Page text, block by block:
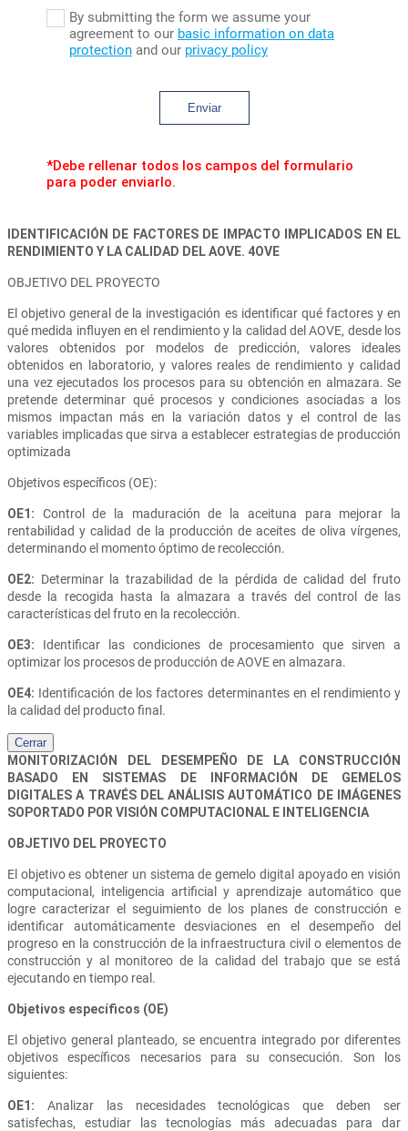
By submitting the form we assume your
agreement to our basic information on data
protection and our privacy policy
Enviar
*Debe rellenar todos los campos del formulario
para poder enviarlo.
IDENTIFICACIÓN DE FACTORES DE IMPACTO IMPLICADOS EN EL
RENDIMIENTO Y LA CALIDAD DEL AOVE. 4OVE
OBJETIVO DEL PROYECTO
El objetivo general de la investigación es identificar qué factores y en
qué medida influyen en el rendimiento y la calidad del AOVE, desde los
valores obtenidos por modelos de predicción, valores ideales
obtenidos en laboratorio, y valores reales de rendimiento y calidad
una vez ejecutados los procesos para su obtención en almazara. Se
pretende determinar qué procesos y condiciones asociadas a los
mismos impactan más en la variación datos y el control de las
variables implicadas que sirva a establecer estrategias de producción
optimizada
Objetivos específicos (OE):
OE1: Control de la maduración de la aceituna para mejorar la
rentabilidad y calidad de la producción de aceites de oliva vírgenes,
determinando el momento óptimo de recolección.
OE2: Determinar la trazabilidad de la pérdida de calidad del fruto
desde la recogida hasta la almazara a través del control de las
características del fruto en la recolección.
OE3: Identificar las condiciones de procesamiento que sirven a
optimizar los procesos de producción de AOVE en almazara.
OE4: Identificación de los factores determinantes en el rendimiento y
la calidad del producto final.
Cerrar
MONITORIZACIÓN DEL DESEMPEÑO DE LA CONSTRUCCIÓN
BASADO EN SISTEMAS DE INFORMACIÓN DE GEMELOS
DIGITALES A TRAVÉS DEL ANÁLISIS AUTOMÁTICO DE IMÁGENES
SOPORTADO POR VISIÓN COMPUTACIONAL E INTELIGENCIA
OBJETIVO DEL PROYECTO
El objetivo es obtener un sistema de gemelo digital apoyado en visión
computacional, inteligencia artificial y aprendizaje automático que
logre caracterizar el seguimiento de los planes de construcción e
identificar automáticamente desviaciones en el desempeño del
progreso en la construcción de la infraestructura civil o elementos de
construcción y al monitoreo de la calidad del trabajo que se está
ejecutando en tiempo real.
Objetivos específicos (OE)
El objetivo general planteado, se encuentra integrado por diferentes
objetivos específicos necesarios para su consecución. Son los
siguientes:
OE1: Analizar las necesidades tecnológicas que deben ser
satisfechas, estudiar las tecnologías más adecuadas para dar